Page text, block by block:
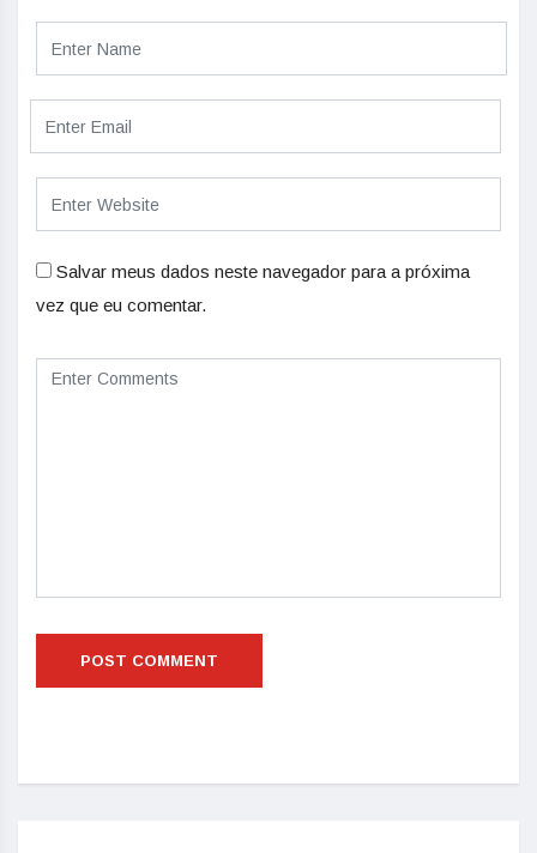
Salvar meus dados neste navegador para a próxima
vez que eu comentar.